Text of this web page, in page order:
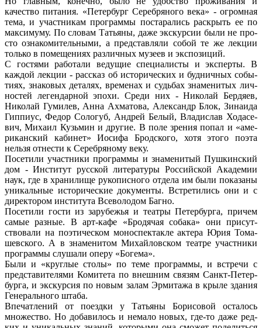
качество питания. «Петербург Серебряного века» - огромная
тема, и участникам программы постарались раскрыть ее по
максимуму. По словам Татьяны, даже экскурсии были не про­
сто ознакомительными, а представляли собой те же лекции
только в помещениях различных музеев и экспозиций.
С гостями работали ведущие специалисты и эксперты. В
каждой лекции - рассказ об исторических и будничных собы­
тиях, знаковых деталях, временах и судьбах знаменитых лич­
ностей легендарной эпохи. Среди них - Николай Бердяев,
Николай Гумилев, Анна Ахматова, Александр Блок, Зинаида
Гиппиус, Федор Сологуб, Андрей Белый, Владислав Ходасе­
вич, Михаил Кузьмин и другие. В поле зрения попал и «аме­
риканский кабинет» Иосифа Бродского, хотя этого поэта
нельзя отнести к Серебряному веку.
Посетили участники программы и знаменитый Пушкинский
дом - Институт русской литературы Российской Академии
наук, где в хранилище рукописного отдела им были показаны
уникальные исторические документы. Встретились они и с
директором института Всеволодом Багно.
Посетили гости из зарубежья и театры Петербурга, причем
самые разные. В арт-кафе «Бродячая собака» они присут­
ствовали на поэтическом моноспектакле актера Юрия Тома-
шевского. А в знаменитом Михайловском театре участники
программы слушали оперу «Богема».
Были и «круглые столы» по теме программы, и встречи с
представителями Комитета по внешним связям Санкт-Петер­
бурга, и экскурсия по новым залам Эрмитажа в крыле здания
Генерального штаба.
Впечатлений от поездки у Татьяны Борисовой осталось
множество. Но добавилось и немало новых, где-то даже ред­